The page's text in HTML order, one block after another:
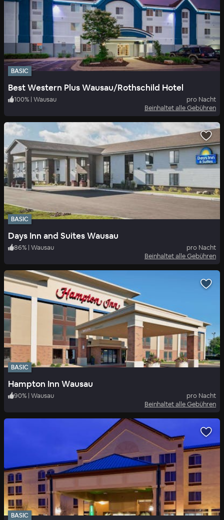
BASIC
Best Western Plus Wausau/Rothschild Hotel
100% | Wausau
pro Nacht
Beinhaltet alle Gebühren
BASIC
Days Inn and Suites Wausau
86% | Wausau
pro Nacht
Beinhaltet alle Gebühren
BASIC
Hampton Inn Wausau
90% | Wausau
pro Nacht
Beinhaltet alle Gebühren
BASIC